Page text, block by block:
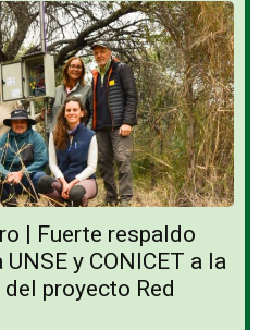
| Fuerte respaldo
y CONICET a la
proyecto Red